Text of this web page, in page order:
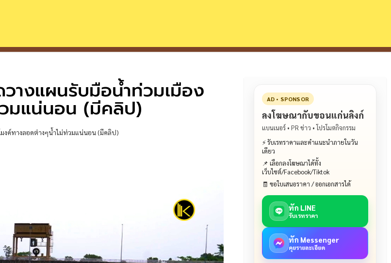
างแผนรับมือน้ำท่วมเมือง
มแน่นอน (มีคลิป)
งค์ทางลอดต่างๆน้ำไม่ท่วมแน่นอน (มีคลิป)
AD • SPONSOR
ลงโฆษณากับขอนแก่นลิงก์
แบนเนอร์ • PR ข่าว • โปรโมตกิจกรรม
⚡ รับเรทราคาและคำแนะนำภายในวัน
เดียว
📌 เลือกลงโฆษณาได้ทั้ง
เว็บไซต์/Facebook/Tiktok
🧾 ขอใบเสนอราคา / ออกเอกสารได้
ทัก LINE
รับเรทราคา
ทัก Messenger
คุยรายละเอียด